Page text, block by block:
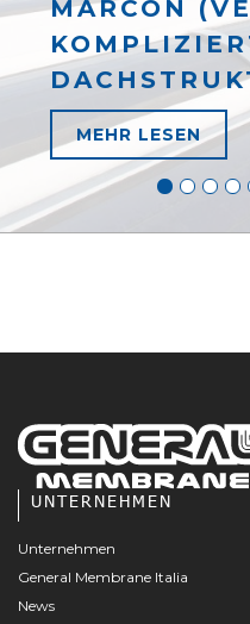
MARCON
MEHR LESEN
UNTERNEHMEN
Unternehmen
General Membrane Italia
News